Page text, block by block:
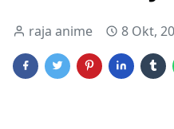
raja anime 8 Okt,